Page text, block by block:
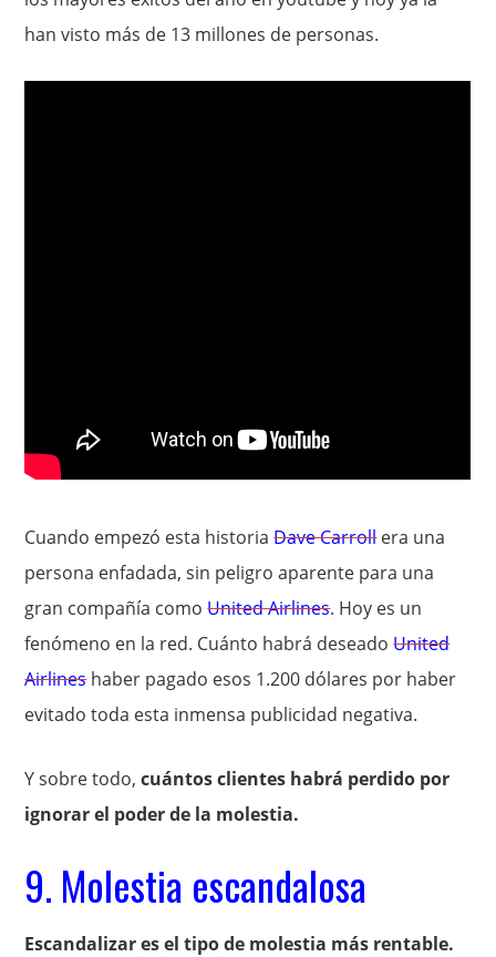
han visto más de 13 millones de personas.
Cuando empezó esta historiaDave Carrollera una
persona enfadada, sin peligro aparente para una
gran compañía comoUnited Airlines. Hoy es un
fenómeno en la red. Cuánto habrá deseadoUnited
Airlineshaber pagado esos 1.200 dólares por haber
evitado toda esta inmensa publicidad negativa.
Y sobre todo,cuántos clientes habrá perdido por
ignorar el poder de la molestia.
9. Molestia escandalosa
Escandalizar es el tipo de molestia más rentable.